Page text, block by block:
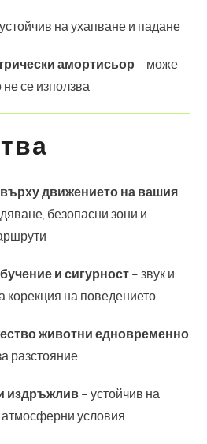
на ухапване и падане
амортисьор – може
се използва
движението на вашия
безопасни зони и
и сигурност – звук и
корекция на поведението
животни едновременно
разстояние
издръжлив – устойчив на
условия